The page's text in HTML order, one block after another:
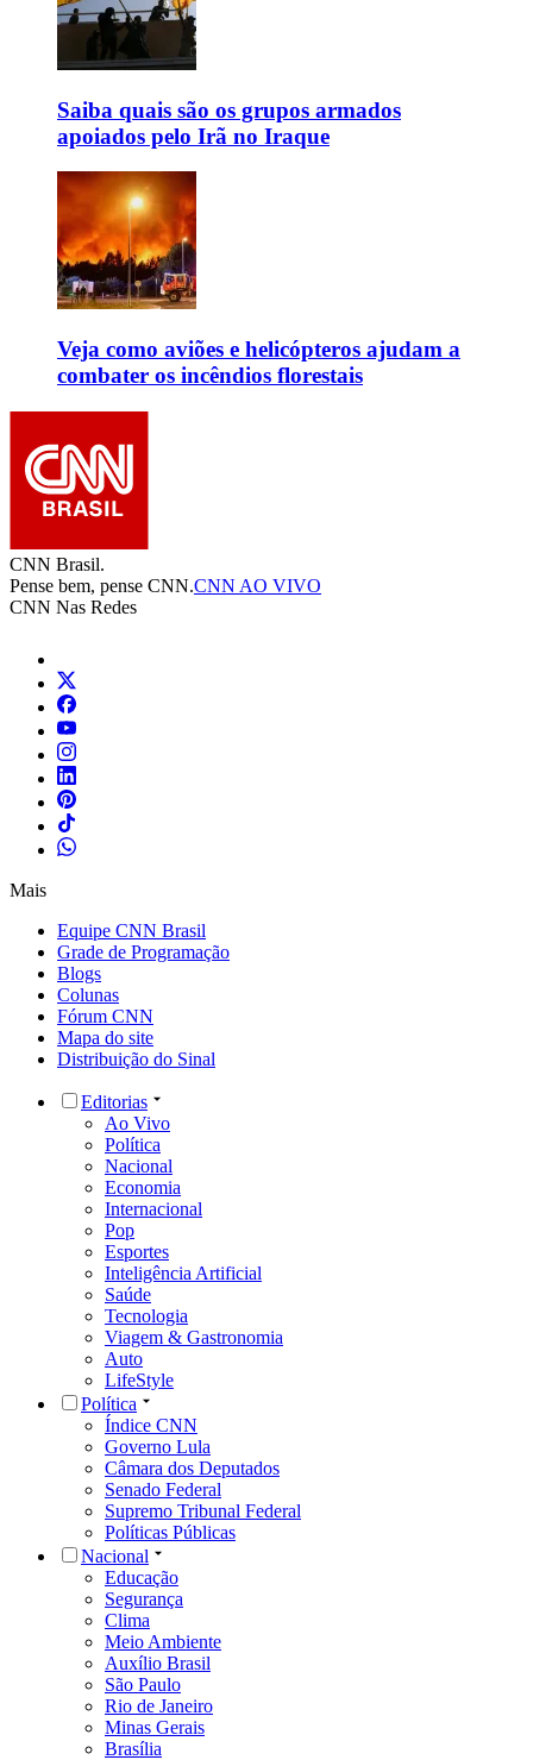
Saiba quais são os grupos armados
apoiados pelo Irã no Iraque
Veja como aviões e helicópteros ajudam a
combater os incêndios florestais
CNN Brasil.
Pense bem, pense CNN.CNN AO VIVO
CNN Nas Redes
Mais
Equipe CNN Brasil
Grade de Programação
Blogs
Colunas
Fórum CNN
Mapa do site
Distribuição do Sinal
Editorias
Ao Vivo
Política
Nacional
Economia
Internacional
Pop
Esportes
Inteligência Artificial
Saúde
Tecnologia
Viagem & Gastronomia
Auto
LifeStyle
Política
Índice CNN
Governo Lula
Câmara dos Deputados
Senado Federal
Supremo Tribunal Federal
Políticas Públicas
Nacional
Educação
Segurança
Clima
Meio Ambiente
Auxílio Brasil
São Paulo
Rio de Janeiro
Minas Gerais
Brasília